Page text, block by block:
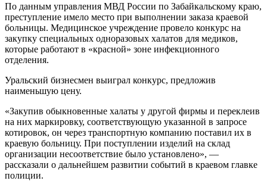
По данным управления МВД России по Забайкальскому краю,
преступление имело место при выполнении заказа краевой
больницы. Медицинское учреждение провело конкурс на
закупку специальных одноразовых халатов для медиков,
которые работают в «красной» зоне инфекционного
отделения.
Уральский бизнесмен выиграл конкурс, предложив
наименьшую цену.
«Закупив обыкновенные халаты у другой фирмы и переклеив
на них маркировку, соответствующую указанной в запросе
котировок, он через транспортную компанию поставил их в
краевую больницу. При поступлении изделий на склад
организации несоответствие было установлено», —
рассказали о дальнейшем развитии событий в краевом главке
полиции.